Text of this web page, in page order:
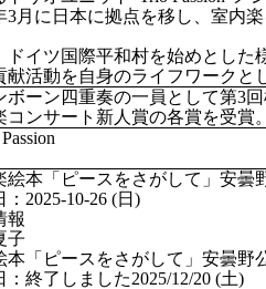
3月に日本に拠点を移し、室内
ドイツ国際平和村を始めとし
献活動を自身のライフワークと
ボーン四重奏の一員として第3
コンサート新人賞の各賞を受賞。
2025-10-26 (日)
報
子
本「ピースをさがして」安曇野
：終了しました2025/12/20 (土)